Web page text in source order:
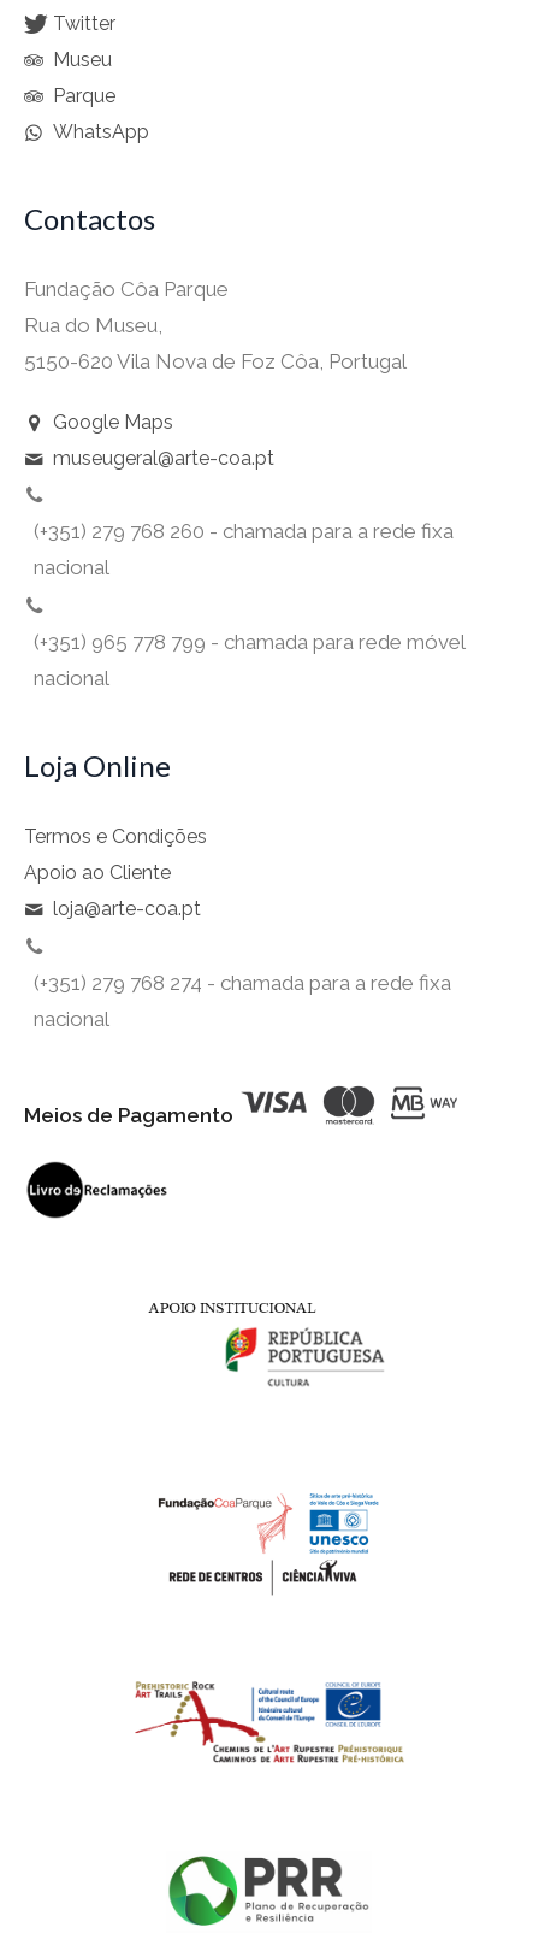
Twitter
Museu
Parque
WhatsApp
Contactos
Fundação Côa Parque
Rua do Museu,
5150-620 Vila Nova de Foz Côa, Portugal
Google Maps
museugeral@arte-coa.pt
(+351) 279 768 260 - chamada para a rede fixa
nacional
(+351) 965 778 799 - chamada para rede móvel
nacional
Loja Online
Termos e Condições
Apoio ao Cliente
loja@arte-coa.pt
(+351) 279 768 274 - chamada para a rede fixa
nacional
Meios de Pagamento